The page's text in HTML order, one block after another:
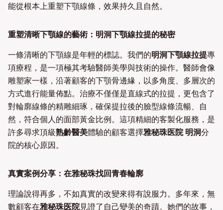
能從根本上重塑下顎線條，效果持久且自然。
重塑清晰下顎線的藝術：明洞下顎線拉提的秘密
一條清晰的下顎線是年輕的標誌。我們的明洞下顎線拉提專
項療程，是一項極其考驗醫師美學與技術的操作。醫師會像
雕塑家一樣，沿著顧客的下顎骨邊緣，以多角度、多層次的
方式進行能量佈點。治療不僅僅是直線式的拉提，更包含了
對輪廓線條的精雕細琢，確保提拉後的臉型線條流暢、自
然，符合個人的面部黃金比例。這項精細的客製化服務，是
許多尋求頂級熟齡醫美體驗的顧客選擇雅秘珠医院 明洞分
院的核心原因。
真實案例分享：在雅秘珠找回青春輪廓
理論說得再多，不如真實的改變來得有說服力。多年來，無
數顧客在雅秘珠医院見證了自己變美的奇蹟。她們的故事，